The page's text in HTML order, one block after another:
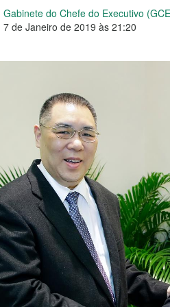
Gabinete do Chefe do Executivo
7 de Janeiro de 2019 às 21:20